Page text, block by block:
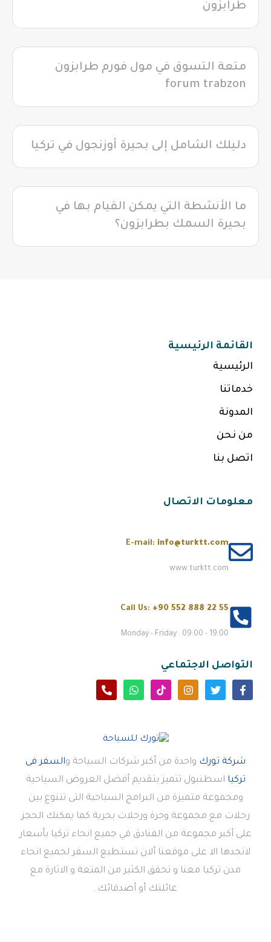
طرابزون
متعة التسوق في مول فورم طرابزون
forum trabzon
دليلك الشامل إلى بحيرة أوزنجول في تركيا
ما الأنشطة التي يمكن القيام بها في
بحيرة السمك بطرابزون؟
القائمة الرئيسية
الرئيسية
خدماتنا
المدونة
من نحن
اتصل بنا
معلومات الاتصال
E-mail: info@turktt.com
www.turktt.com
Call Us: +90 552 888 22 55
Monday - Friday : 09:00 - 19:00
التواصل الاجتماعي
شركة تورك واحدة من أكبر شركات السياحة والسفر فى
تركيا اسطنبول تتميز بتقديم أفضل العروض السياحية
ومجموعة متميزة من البرامج السياحية التى تتنوع بين
رحلات مع مجموعة وحرة ورحلات بحرية كما يمكنك الحجز
على أكبر مجموعة من الفنادق في جميع انحاء تركيا بأسعار
لاتجدها الا على موقعنا ألان تستطيع السفر لجميع انحاء
مدن تركيا معنا و تحقق الكثير من المتعة و الاثارة مع
عائلتك أو أصدقائك.